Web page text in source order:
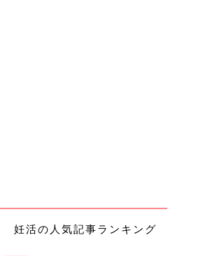
妊活の人気記事ランキング